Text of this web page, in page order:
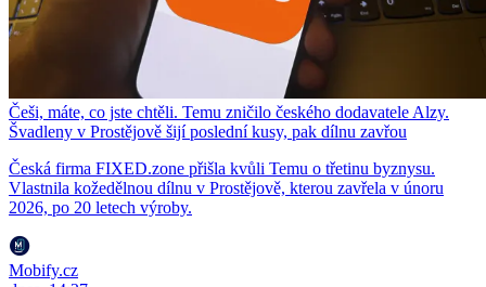
Češi, máte, co jste chtěli. Temu zničilo českého dodavatele Alzy.
Švadleny v Prostějově šijí poslední kusy, pak dílnu zavřou
Česká firma FIXED.zone přišla kvůli Temu o třetinu byznysu.
Vlastnila kožedělnou dílnu v Prostějově, kterou zavřela v únoru
2026, po 20 letech výroby.
Mobify.cz